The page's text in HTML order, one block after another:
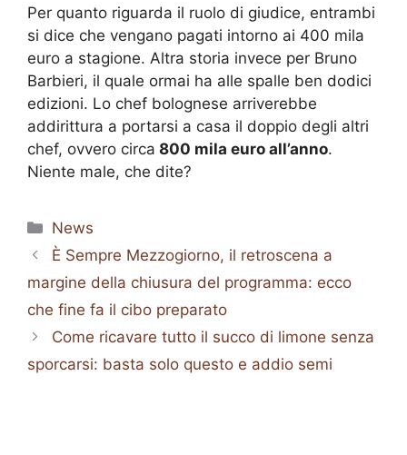
Per quanto riguarda il ruolo di giudice, entrambi
si dice che vengano pagati intorno ai 400 mila
euro a stagione. Altra storia invece per Bruno
Barbieri, il quale ormai ha alle spalle ben dodici
edizioni. Lo chef bolognese arriverebbe
addirittura a portarsi a casa il doppio degli altri
chef, ovvero circa 800 mila euro all’anno.
Niente male, che dite?
Categorie
News
È Sempre Mezzogiorno, il retroscena a
margine della chiusura del programma: ecco
che fine fa il cibo preparato
Come ricavare tutto il succo di limone senza
sporcarsi: basta solo questo e addio semi